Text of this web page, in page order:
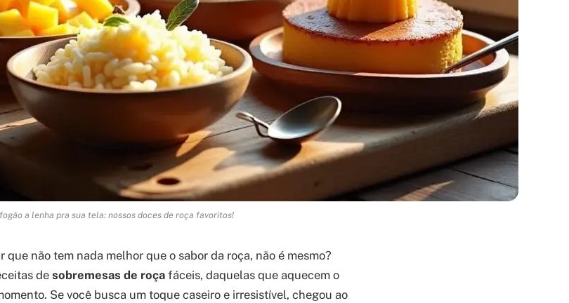
a lenha pra sua tela: nossos doces de roça favoritos!
que não tem nada melhor que o sabor da roça, não é mesmo?
de sobremesas de roça fáceis, daquelas que aquecem o
Se você busca um toque caseiro e irresistível, chegou ao